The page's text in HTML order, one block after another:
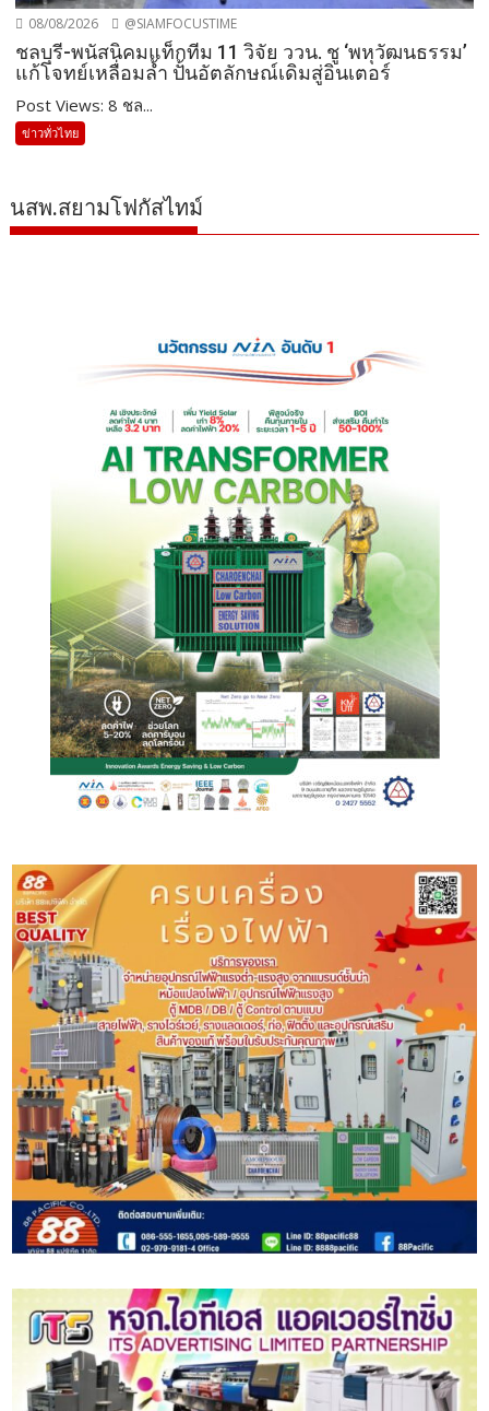
08/08/2026 @SIAMFOCUSTIME
ชลบุรี-พนัสนิคมแท็กทีม 11 วิจัย ววน. ชู ‘พหุวัฒนธรรม’
แก้โจทย์เหลื่อมล้ำ ปั้นอัตลักษณ์เดิมสู่อินเตอร์
Post Views: 8 ชล...
ข่าวทั่วไทย
นสพ.สยามโฟกัสไทม์